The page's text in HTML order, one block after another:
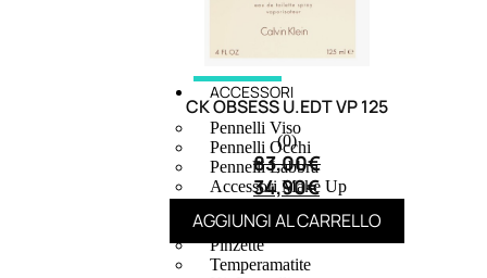
ACCESSORI
Pennelli Viso
Pennelli Occhi
Pennelli Labbra
Accessori Make Up
Ciglia Finte
Pinzette
Temperamatite
CK OBSESS U.EDT VP 125
(0)
83,00€
34,90€
AGGIUNGI AL CARRELLO